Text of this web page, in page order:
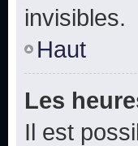
invisibles.
Haut
Les
Il est